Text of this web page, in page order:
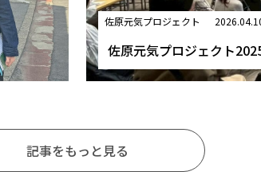
佐原元気プロジェクト
佐原元気プロジェクト
記事をもっと見る